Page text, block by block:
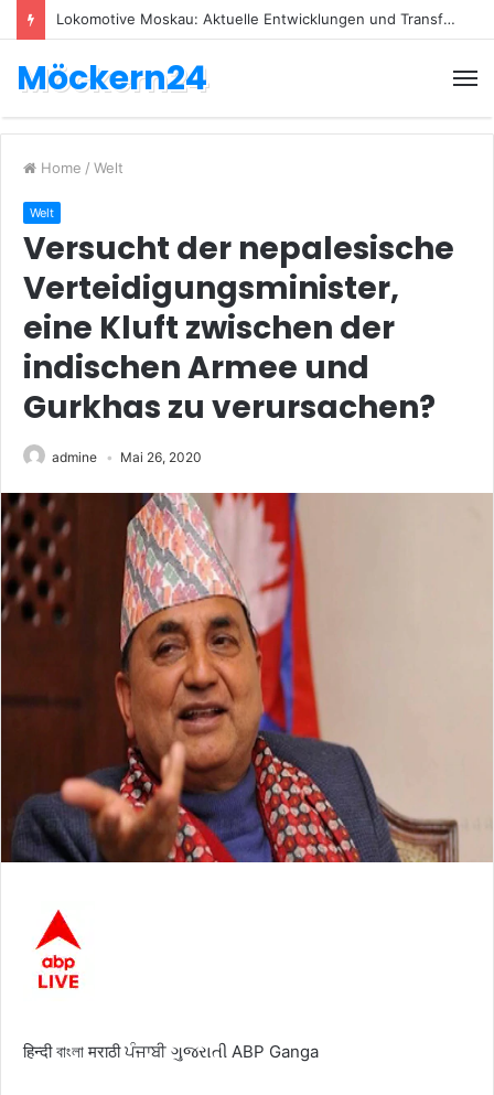
Lokomotive Moskau: Aktuelle Entwicklungen und Transfers
Möckern24
Home / Welt
Welt
Versucht der nepalesische
Verteidigungsminister,
eine Kluft zwischen der
indischen Armee und
Gurkhas zu verursachen?
admine Mai 26, 2020
हिन्दीবাংলাमराठीਪੰਜਾਬੀ ગુજરાતી ABP Ganga